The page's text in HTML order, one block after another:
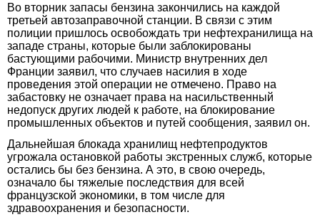
Во вторник запасы бензина закончились на каждой
третьей автозаправочной станции. В связи с этим
полиции пришлось освобождать три нефтехранилища на
западе страны, которые были заблокированы
бастующими рабочими. Министр внутренних дел
Франции заявил, что случаев насилия в ходе
проведения этой операции не отмечено. Право на
забастовку не означает права на насильственный
недопуск других людей к работе, на блокирование
промышленных объектов и путей сообщения, заявил он.
Дальнейшая блокада хранилищ нефтепродуктов
угрожала остановкой работы экстренных служб, которые
остались бы без бензина. А это, в свою очередь,
означало бы тяжелые последствия для всей
французской экономики, в том числе для
здравоохранения и безопасности.